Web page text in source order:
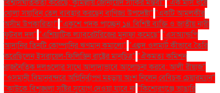
বিশ্বাসঘাতকতা করেছে: কুমিল্লায় জোনায়েদ সাকির মন্তব্য" "এক মাস ধরে
খোলা সয়াবিন তেল ব্যবহার করছেন বাণিজ্য উপদেষ্টা" "একটি আমলকীর
অসীম উপকারিতা!" "একুশে পদক পাচ্ছেন ১৪ বিশিষ্ট ব্যক্তি ও জাতীয় নারী
ফুটবল দল" "এশিয়াটিক ল্যাবরেটরিজের মুনাফা কমেছে" "এসঅ্যান্ডপি
আদানির তিনটি কোম্পানির ঋণমান কমালো" "এহুদ ওলমার্ট কীভাবে তৈরি
করেছিলেন ইসরায়েল-ফিলিস্তিন রাষ্ট্রের মানচিত্র" "ঐকমত্য কমিশন
রাজনৈতিক দলগুলোর সাথে আলাদাভাবে আলোচনা করবে: আলী রীয়াজ"
"ওসমানী বিমানবন্দরে অগ্নিনির্বাপণ মহড়ায় অংশ নিলেন বেবিচক চেয়ারম্যান"
"কাউকে বিশৃঙ্খলা সৃষ্টির সুযোগ দেওয়া যাবে না"কিশোরগঞ্জে ভাঙারি